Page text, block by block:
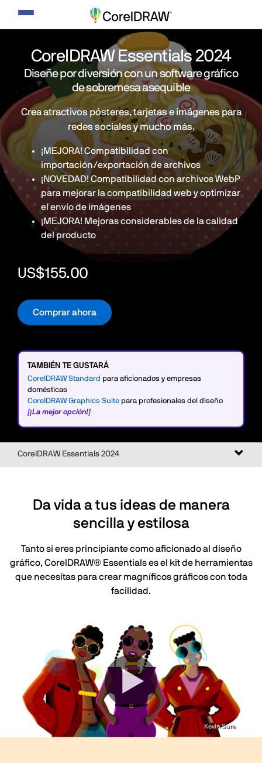
Alternar
navegación
CorelDRAW Essentials 2024
Diseñe por diversión con un software gráfico
de sobremesa asequible
Crea atractivos pósteres, tarjetas e imágenes para
redes sociales y mucho más.
¡MEJORA! Compatibilidad con
importación/exportación de archivos
¡NOVEDAD! Compatibilidad con archivos WebP
para mejorar la compatibilidad web y optimizar
el envío de imágenes
¡MEJORA! Mejoras considerables de la calidad
del producto
US$155.00
Comprar ahora
TAMBIÉN TE GUSTARÁ
CorelDRAW Standard para aficionados y empresas
domésticas
CorelDRAW Graphics Suite para profesionales del diseño
[¡La mejor opción!]
CorelDRAW Essentials 2024
Da vida a tus ideas de manera
sencilla y estilosa
Tanto si eres principiante como aficionado al diseño
gráfico, CorelDRAW® Essentials es el kit de herramientas
que necesitas para crear magníficos gráficos con toda
facilidad.
Kevin Sure